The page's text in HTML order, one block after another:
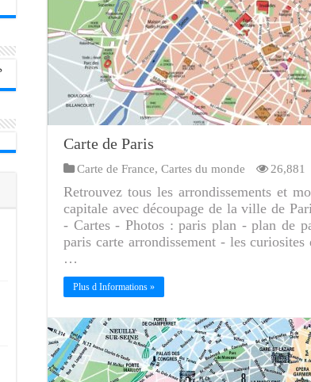
Carte de Paris
Carte de France, Cartes du monde 26,881
Retrouvez tous les arrondissements et
capitale avec découpage de la ville de
- Cartes - Photos : paris plan - plan de
paris carte arrondissement - les
…
Plus d Informations »